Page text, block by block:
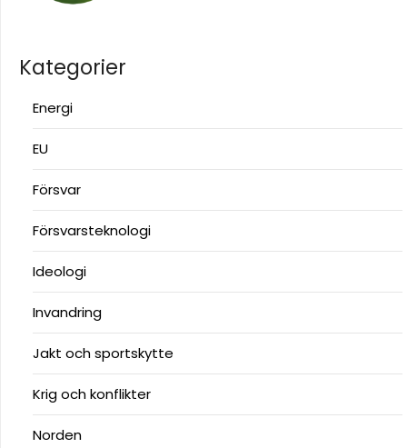
Kategorier
Energi
EU
Försvar
Försvarsteknologi
Ideologi
Invandring
Jakt och sportskytte
Krig och konflikter
Norden